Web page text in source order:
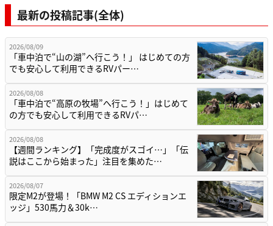
最新の投稿記事(全体)
2026/08/09
「車中泊で“山の湖”へ行こう！」 はじめての方
でも安心して利用できるRVパー…
2026/08/08
「車中泊で“高原の牧場”へ行こう！」はじめて
の方でも安心して利用できるRVパ…
2026/08/08
【週間ランキング】「完成度がスゴイ…」「伝
説はここから始まった」注目を集めた…
2026/08/07
限定M2が登場！「BMW M2 CS エディションエ
ッジ」530馬力＆30k…